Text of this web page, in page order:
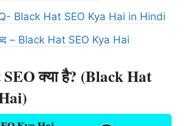
Black Hat SEO Kya Hai in Hindi
– Black Hat SEO Kya Hai
क्या है? (Black Hat